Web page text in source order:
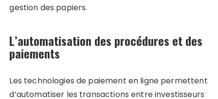
gestion des papiers.
L’automatisation des procédures et des
paiements
Les technologies de paiement en ligne permettent
d’automatiser les transactions entre investisseurs